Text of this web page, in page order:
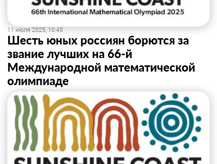
11 июля 2025, 10:45
Шесть юных россиян борются за
звание лучших на 66-й
Международной математической
олимпиаде